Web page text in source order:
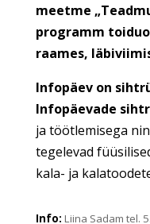
meetme
programm
raames,
Infopäev on
Infopäevade
ja töötlemisega
tegelevad
kala- ja
Info: Liina Sadam tel.